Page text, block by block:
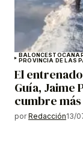
BALONCESTO
PROVINCIA DE LAS
El
Guía, Jaime
cumbre
por Redacción13/